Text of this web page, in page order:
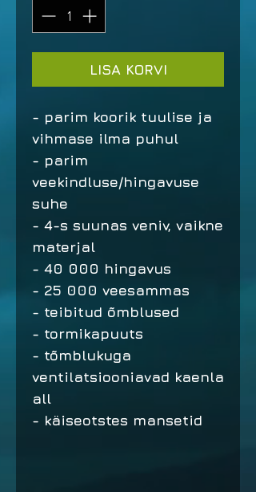
LISA KORVI
- parim koorik tuulise ja
vihmase ilma puhul
- parim
veekindluse/hingavuse
suhe
- 4-s suunas veniv, vaikne
materjal
- 40 000 hingavus
- 25 000 veesammas
- teibitud õmblused
- tormikapuuts
- tõmblukuga
ventilatsiooniavad kaenla
all
- käiseotstes mansetid